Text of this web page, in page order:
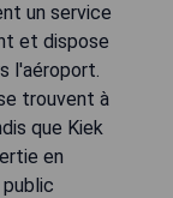
un service
et dispose
l'aéroport.
trouvent à
que Kiek
en